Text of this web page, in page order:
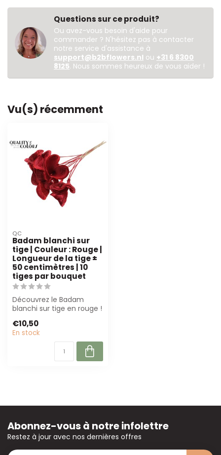
Questions sur ce produit?
Ou avez-vous besoin d'aide pour
commander ? N'hésitez pas à contacter
notre service d'assistance à
support@b2bflowers.nl ou +31 6 8300
8125. Nous sommes heureux de vous aider !
Vu(s) récemment
QC
Badam blanchi sur
tige | Couleur : Rouge |
Longueur de la tige ±
50 centimètres | 10
tiges par bouquet
Découvrez le Badam
blanchi sur tige en rouge !
cm et 10 ...
€10,50
En stock
Abonnez-vous à notre infolettre
Restez à jour avec nos dernières offres